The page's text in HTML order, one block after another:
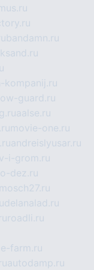
bandamn.ru
guard.ru
aalse.ru
movie-one.ru
andreislyusar.ru
i-grom.ru
dez.ru
delanalad.ru
roadli.ru
farm.ru
autodamp.ru